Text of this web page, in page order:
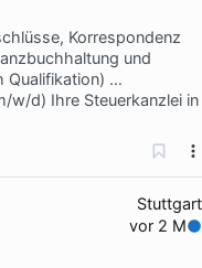
Korrespondenz
und
Qualifikation) …
w/d) Ihre Steuerkanzlei in
Stuttgart
vor 2 M